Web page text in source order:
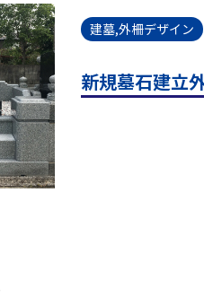
建墓,外柵デザイン
新規墓石建立